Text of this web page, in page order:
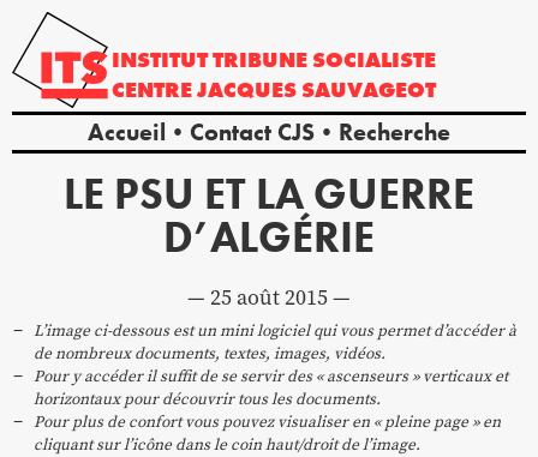
INSTITUTTRIBUNE SOCIALISTE
CENTREJACQUES SAUVAGEOT
Accueil Contact CJS Recherche
LE PSU ET LA GUERRE
D’ALGÉRIE
25 août 2015
L’image ci-dessous est un mini logiciel qui vous permet d’accéder à
de nombreux documents, textes, images, vidéos.
Pour y accéder il suffit de se servir des « ascenseurs » verticaux et
horizontaux pour découvrir tous les documents.
Pour plus de confort vous pouvez visualiser en « pleine page » en
cliquant sur l’icône dans le coin haut/droit de l’image.